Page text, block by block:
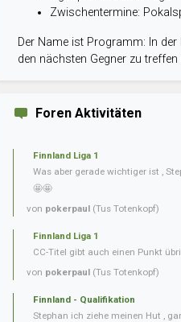
Zwischentermine:
Der Name ist Programm: In
den nächsten Gegner zu
Foren Aktivitäten
Finnland Liga 1
Was aber gerade wichtiger ist ,
🤩🤩
von pokerpaul (Tus Totenkopf)
Finnland Liga 1
CC-Titel gibt auch einen Punkt
von pokerpaul (Tus Totenkopf)
Finnland - Qualifikation
Stephan ich ziehe meinen Hut ,